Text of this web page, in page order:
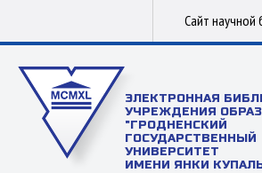
Сайт научной
ЭЛЕКТРОННАЯ
УЧРЕЖДЕНИЯ
"ГРОДНЕНСКИЙ
ГОСУДАРСТВЕННЫЙ
УНИВЕРСИТЕТ
ИМЕНИ ЯНКИ